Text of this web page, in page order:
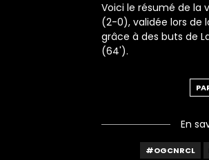
Voici le résumé de la
(2-0), validée lors de
grâce à des buts de
(64').
En
#OGCNRCL